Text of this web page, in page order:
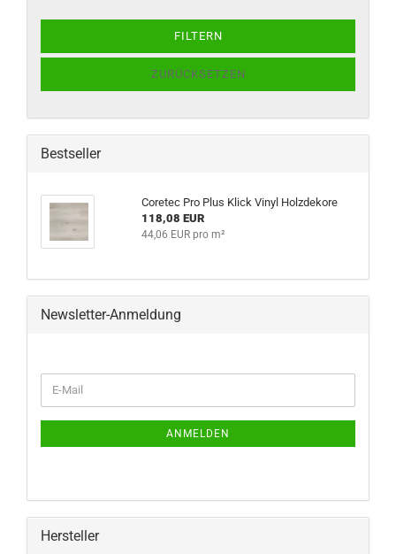
FILTERN
ZURÜCKSETZEN
Bestseller
Coretec Pro Plus Klick Vinyl Holzdekore
118,08 EUR
44,06 EUR pro m²
Newsletter-Anmeldung
ZUR
NEWSLETTER-
E-
Mail
ANMELDEN
Hersteller